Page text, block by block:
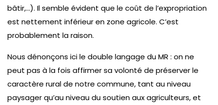
bâtir,…). Il semble évident que le coût de l’expropriation
est nettement inférieur en zone agricole. C’est
probablement la raison.
Nous dénonçons ici le double langage du MR : on ne
peut pas à la fois affirmer sa volonté de préserver le
caractère rural de notre commune, tant au niveau
paysager qu’au niveau du soutien aux agriculteurs, et